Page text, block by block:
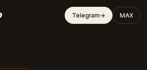
Telegram→ MAX